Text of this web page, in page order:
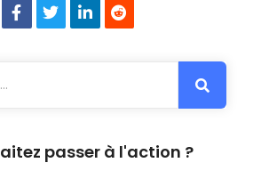
passer à l'action ?